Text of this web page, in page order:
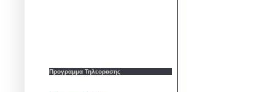
Προγραμμα Τηλεορασης